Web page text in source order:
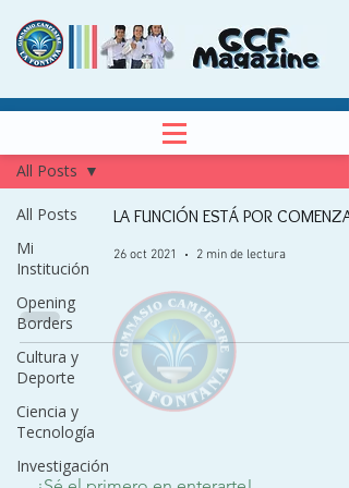
All Posts
Mi
Institución
Opening
Borders
Cultura y
Deporte
Ciencia y
Tecnología
Investigación
All Posts
LA FUNCIÓN ESTÁ POR
26 oct 2021 2 min de lectura